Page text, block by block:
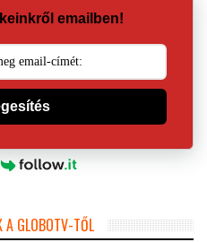
emailben!
A GLOBOTV-TŐL